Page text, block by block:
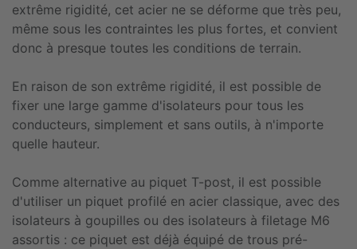
extrême rigidité, cet acier ne se déforme que très peu,
même sous les contraintes les plus fortes, et convient
donc à presque toutes les conditions de terrain.
En raison de son extrême rigidité, il est possible de
fixer une large gamme d'isolateurs pour tous les
conducteurs, simplement et sans outils, à n'importe
quelle hauteur.
Comme alternative au piquet T-post, il est possible
d'utiliser un piquet profilé en acier classique, avec des
isolateurs à goupilles ou des isolateurs à filetage M6
assortis : ce piquet est déjà équipé de trous pré-